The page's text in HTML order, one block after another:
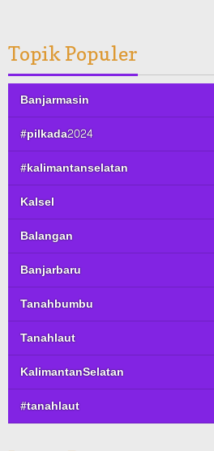
Topik Populer
Banjarmasin
#pilkada2024
#kalimantanselatan
Kalsel
Balangan
Banjarbaru
Tanahbumbu
Tanahlaut
KalimantanSelatan
#tanahlaut